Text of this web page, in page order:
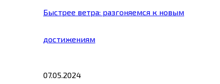
Быстрее ветра: разгоняемся к новым
достижениям
07.05.2024